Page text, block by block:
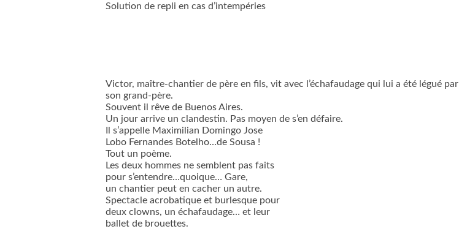
Solution de repli en cas d’intempéries
Victor, maître-chantier de père en fils, vit avec l’échafaudage qui lui a été légué par
son grand-père.
Souvent il rêve de Buenos Aires.
Un jour arrive un clandestin. Pas moyen de s’en défaire.
Il s’appelle Maximilian Domingo Jose
Lobo Fernandes Botelho…de Sousa !
Tout un poème.
Les deux hommes ne semblent pas faits
pour s’entendre…quoique… Gare,
un chantier peut en cacher un autre.
Spectacle acrobatique et burlesque pour
deux clowns, un échafaudage… et leur
ballet de brouettes.